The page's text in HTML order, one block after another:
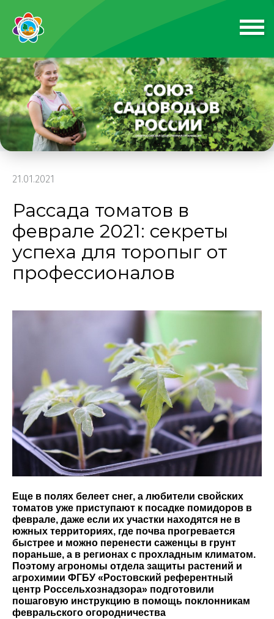
21.01.2021
Рассада томатов в
феврале 2021: секреты
успеха для торопыг от
профессионалов
Еще в полях белеет снег, а любители свойских
томатов уже приступают к посадке помидоров в
феврале, даже если их участки находятся не в
южных территориях, где почва прогревается
быстрее и можно перенести саженцы в грунт
пораньше, а в регионах с прохладным климатом.
Поэтому агрономы отдела защиты растений и
агрохимии ФГБУ «Ростовский референтный
центр Россельхознадзора» подготовили
пошаговую инструкцию в помощь поклонникам
февральского огородничества